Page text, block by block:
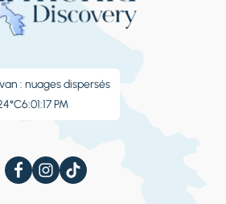
: nuages ​​dispersés
6:01:18 PM